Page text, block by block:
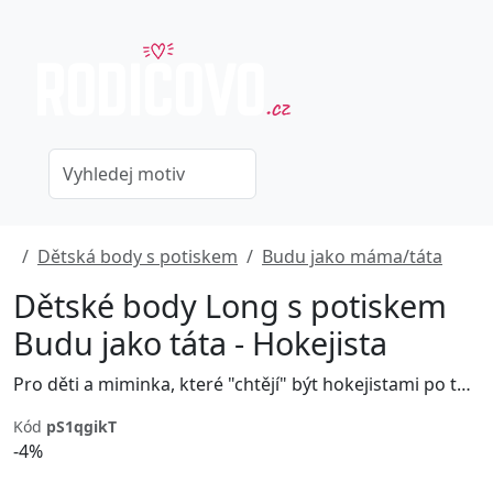
-4%
Dětská body s potiskem Budu jako máma/táta
Dětské body Long s potiskem
Budu jako táta - Hokejista
Pro děti a miminka, které "chtějí" být hokejistami po tatínkovi.
Kód pS1qgikT